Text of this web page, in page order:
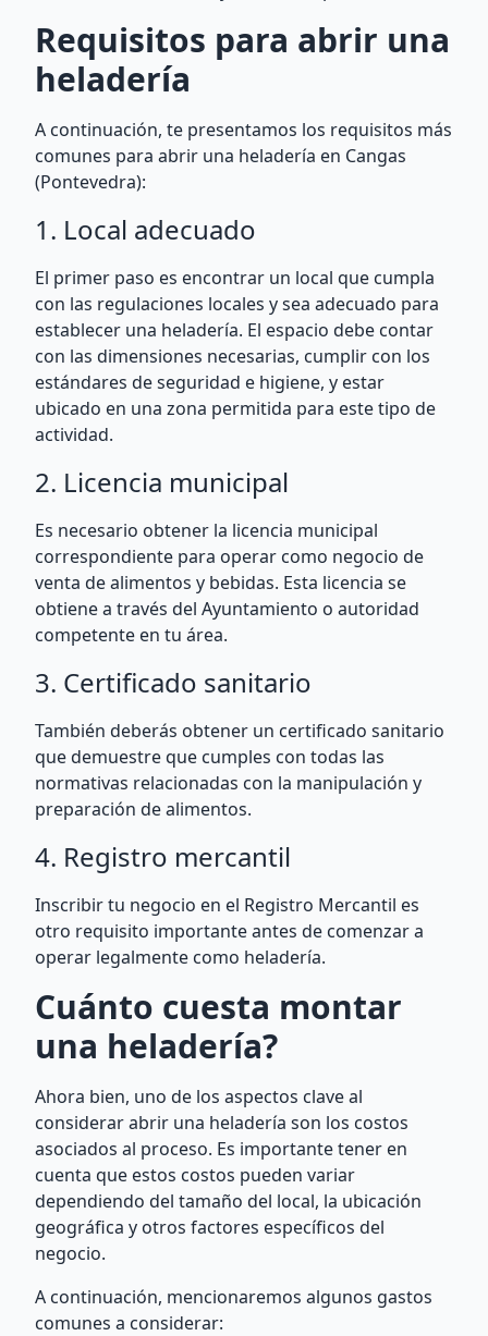
Requisitos para abrir una
heladería
A continuación, te presentamos los requisitos más
comunes para abrir una heladería en Cangas
(Pontevedra):
1. Local adecuado
El primer paso es encontrar un local que cumpla
con las regulaciones locales y sea adecuado para
establecer una heladería. El espacio debe contar
con las dimensiones necesarias, cumplir con los
estándares de seguridad e higiene, y estar
ubicado en una zona permitida para este tipo de
actividad.
2. Licencia municipal
Es necesario obtener la licencia municipal
correspondiente para operar como negocio de
venta de alimentos y bebidas. Esta licencia se
obtiene a través del Ayuntamiento o autoridad
competente en tu área.
3. Certificado sanitario
También deberás obtener un certificado sanitario
que demuestre que cumples con todas las
normativas relacionadas con la manipulación y
preparación de alimentos.
4. Registro mercantil
Inscribir tu negocio en el Registro Mercantil es
otro requisito importante antes de comenzar a
operar legalmente como heladería.
Cuánto cuesta montar
una heladería?
Ahora bien, uno de los aspectos clave al
considerar abrir una heladería son los costos
asociados al proceso. Es importante tener en
cuenta que estos costos pueden variar
dependiendo del tamaño del local, la ubicación
geográfica y otros factores específicos del
negocio.
A continuación, mencionaremos algunos gastos
comunes a considerar: